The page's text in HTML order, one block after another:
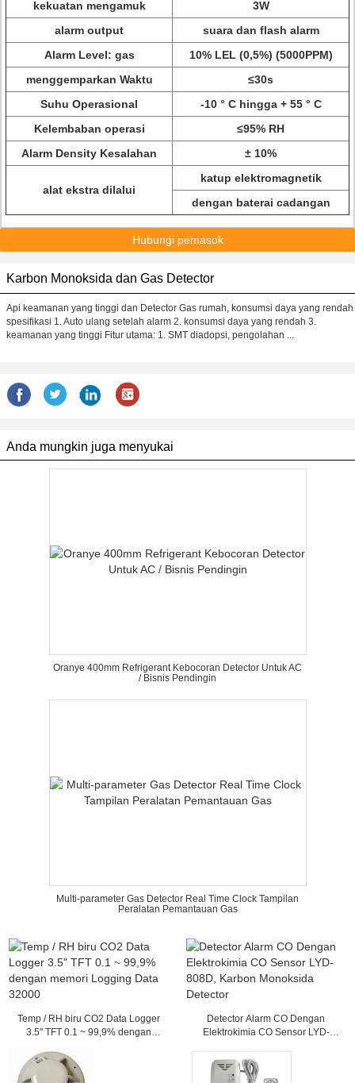
kekuatan mengamuk
3W
alarm output
suara dan flash alarm
Alarm Level: gas
10% LEL (0,5%) (5000PPM)
menggemparkan Waktu
≤30s
Suhu Operasional
-10 ° C hingga + 55 ° C
Kelembaban operasi
≤95% RH
Alarm Density Kesalahan
± 10%
alat ekstra dilalui
katup elektromagnetik
dengan baterai cadangan
Hubungi pemasok
Karbon Monoksida dan Gas Detector
Api keamanan yang tinggi dan Detector Gas rumah, konsumsi daya yang rendah
spesifikasi 1. Auto ulang setelah alarm 2. konsumsi daya yang rendah 3.
keamanan yang tinggi Fitur utama: 1. SMT diadopsi, pengolahan ...
Anda mungkin juga menyukai
Oranye 400mm Refrigerant Kebocoran Detector Untuk AC
/ Bisnis Pendingin
Multi-parameter Gas Detector Real Time Clock Tampilan
Peralatan Pemantauan Gas
Temp / RH biru CO2 Data Logger
3.5" TFT 0.1 ~ 99,9% dengan
Detector Alarm CO Dengan
Elektrokimia CO Sensor LYD-